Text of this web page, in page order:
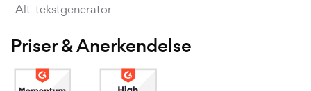
Alt-tekstgenerator
Priser & Anerkendelse